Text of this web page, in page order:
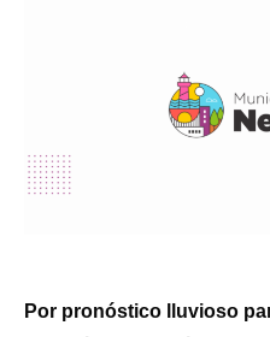
Por pronóstico lluvioso